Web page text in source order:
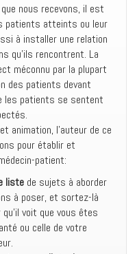
nous recevons, il est
patients atteints ou leur
à installer une relation
qu’ils rencontrent. La
méconnu par la plupart
des patients devant
les patients se sentent
animation, l’auteur de ce
pour établir et
patient:
liste de sujets à aborder
à poser, et sortez-là
voit que vous êtes
ou celle de votre